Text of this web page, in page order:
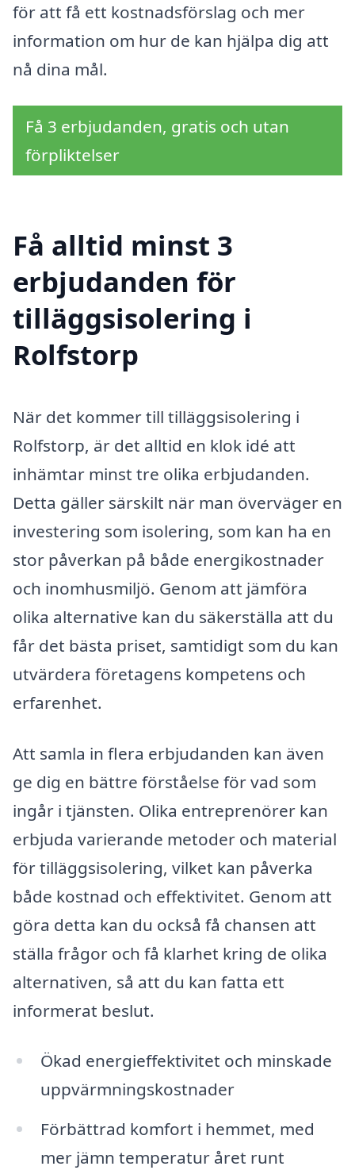
för att få ett kostnadsförslag och mer
information om hur de kan hjälpa dig att
nå dina mål.
Få 3 erbjudanden, gratis och utan
förpliktelser
Få alltid minst 3
erbjudanden för
tilläggsisolering i
Rolfstorp
När det kommer till tilläggsisolering i
Rolfstorp, är det alltid en klok idé att
inhämtar minst tre olika erbjudanden.
Detta gäller särskilt när man överväger en
investering som isolering, som kan ha en
stor påverkan på både energikostnader
och inomhusmiljö. Genom att jämföra
olika alternative kan du säkerställa att du
får det bästa priset, samtidigt som du kan
utvärdera företagens kompetens och
erfarenhet.
Att samla in flera erbjudanden kan även
ge dig en bättre förståelse för vad som
ingår i tjänsten. Olika entreprenörer kan
erbjuda varierande metoder och material
för tilläggsisolering, vilket kan påverka
både kostnad och effektivitet. Genom att
göra detta kan du också få chansen att
ställa frågor och få klarhet kring de olika
alternativen, så att du kan fatta ett
informerat beslut.
Ökad energieffektivitet och minskade
uppvärmningskostnader
Förbättrad komfort i hemmet, med
mer jämn temperatur året runt